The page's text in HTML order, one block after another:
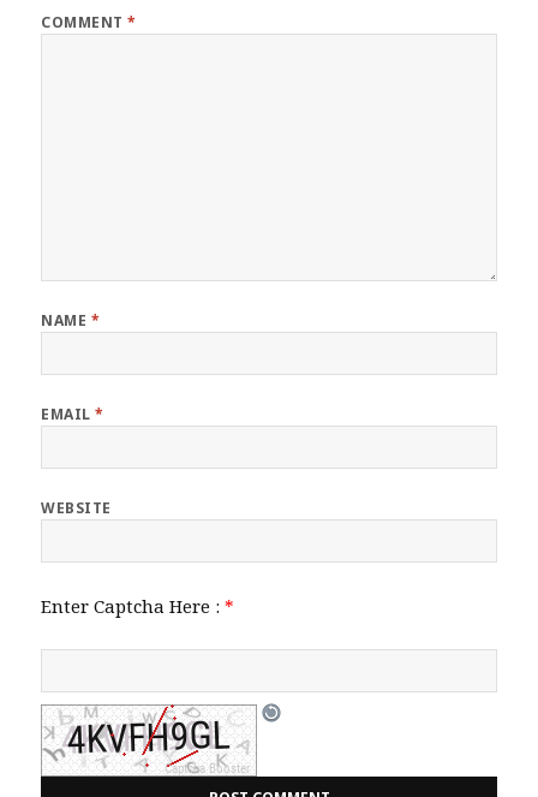
COMMENT*
NAME *
EMAIL*
WEBSITE
Enter Captcha Here :*